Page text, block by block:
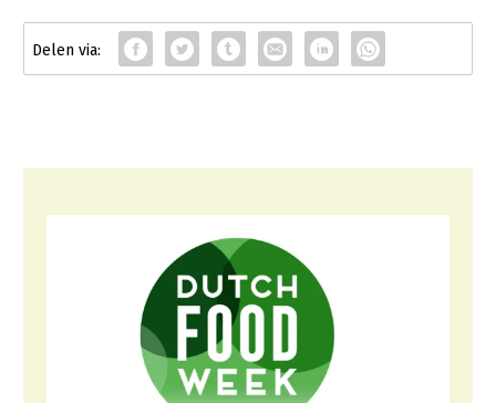
Vollegrondsgroente
Multifunctionele landbouw
Nieuwsabonnement